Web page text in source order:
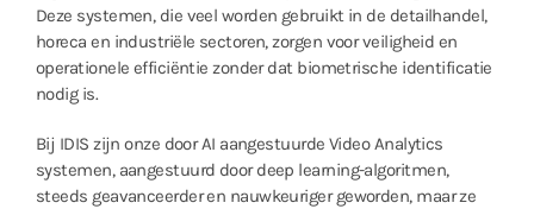
Deze systemen, die veel worden gebruikt in de detailhandel,
horeca en industriële sectoren, zorgen voor veiligheid en
operationele efficiëntie zonder dat biometrische identificatie
nodig is.
Bij IDIS zijn onze door AI aangestuurde Video Analytics
systemen, aangestuurd door deep learning-algoritmen,
steeds geavanceerder en nauwkeuriger geworden, maar ze